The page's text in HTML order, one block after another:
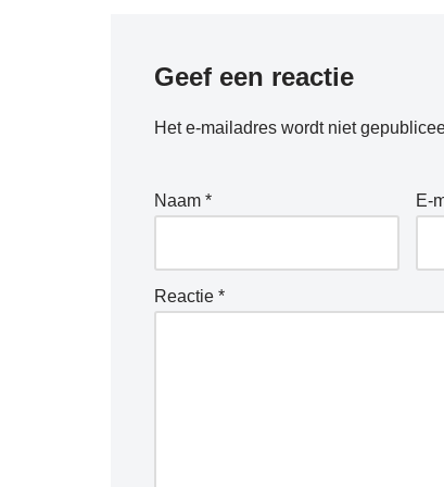
Geef een reactie
Het e-mailadres wordt niet
Naam * E-
Reactie *